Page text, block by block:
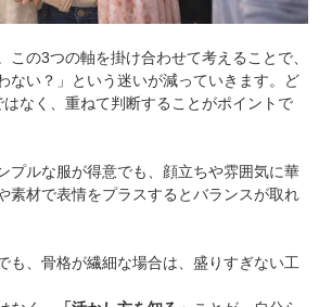
この3つの軸を掛け合わせて考えることで、
ない？」という迷いが減っていきます。ど
なく、重ねて判断することがポイントで
プルな服が得意でも、顔立ちや雰囲気に華
素材で表情をプラスするとバランスが取れ
も、骨格が繊細な場合は、盛りすぎない工